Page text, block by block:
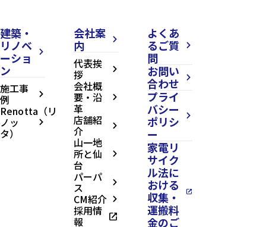
建築・
リノベ
ーショ
ン
arrow_forward_ios
施工事
例 arrow_forward_ios
Renotta（リ
ノッ
タ）
arrow_forward_ios
会社案
内
arrow_forward_ios
代表挨
拶 arrow_forward_ios
会社概
要・沿
革
arrow_forward_ios
店舗紹
介 arrow_forward_ios
山一地
所と仙
台
arrow_forward_ios
パーパ
ス arrow_forward_ios
CM紹介 arrow_forward_ios
採用情
報 open_in_new
よくあ
るご質
問
arrow_forward_ios
お問い
合わせ
arrow_forward_ios
プライ
バシー
ポリシ
ー
arrow_forward_ios
家電リ
サイク
ル法に
おける
収集・
運搬料
金のご
open_in_new